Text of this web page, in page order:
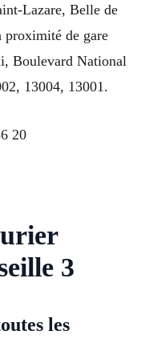
Lazare, Belle de
de gare
Boulevard National
13004, 13001.
20
3
les